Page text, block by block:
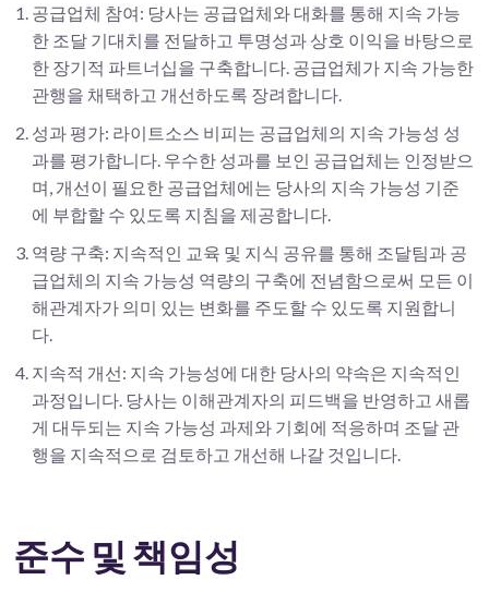
공급업체 참여: 당사는 공급업체와 대화를 통해 지속 가능
한 조달 기대치를 전달하고 투명성과 상호 이익을 바탕으로
한 장기적 파트너십을 구축합니다. 공급업체가 지속 가능한
관행을 채택하고 개선하도록 장려합니다.
성과 평가: 라이트소스 비피는 공급업체의 지속 가능성 성
과를 평가합니다. 우수한 성과를 보인 공급업체는 인정받으
며, 개선이 필요한 공급업체에는 당사의 지속 가능성 기준
에 부합할 수 있도록 지침을 제공합니다.
역량 구축: 지속적인 교육 및 지식 공유를 통해 조달팀과 공
급업체의 지속 가능성 역량의 구축에 전념함으로써 모든 이
해관계자가 의미 있는 변화를 주도할 수 있도록 지원합니
다.
지속적 개선: 지속 가능성에 대한 당사의 약속은 지속적인
과정입니다. 당사는 이해관계자의 피드백을 반영하고 새롭
게 대두되는 지속 가능성 과제와 기회에 적응하며 조달 관
행을 지속적으로 검토하고 개선해 나갈 것입니다.
준수 및 책임성